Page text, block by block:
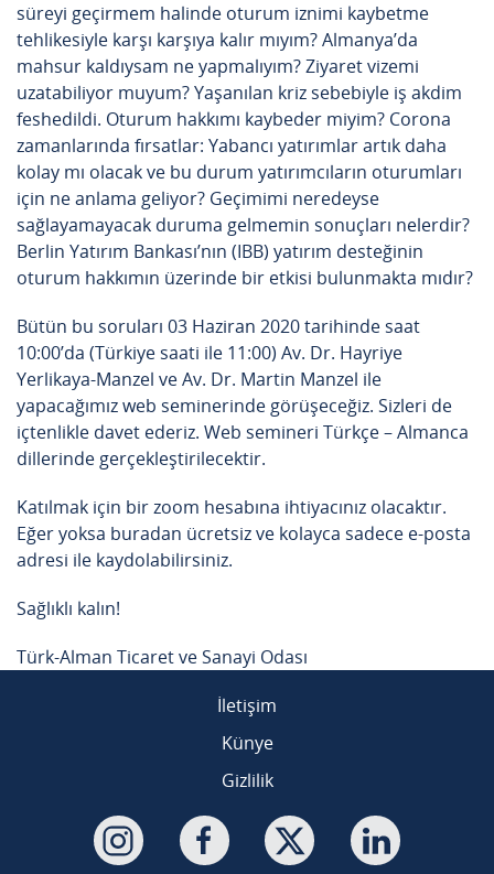
süreyi geçirmem halinde oturum iznimi kaybetme
tehlikesiyle karşı karşıya kalır mıyım? Almanya’da
mahsur kaldıysam ne yapmalıyım? Ziyaret vizemi
uzatabiliyor muyum? Yaşanılan kriz sebebiyle iş akdim
feshedildi. Oturum hakkımı kaybeder miyim? Corona
zamanlarında fırsatlar: Yabancı yatırımlar artık daha
kolay mı olacak ve bu durum yatırımcıların oturumları
için ne anlama geliyor? Geçimimi neredeyse
sağlayamayacak duruma gelmemin sonuçları nelerdir?
Berlin Yatırım Bankası’nın (IBB) yatırım desteğinin
oturum hakkımın üzerinde bir etkisi bulunmakta mıdır?
Bütün bu soruları 03 Haziran 2020 tarihinde saat
10:00’da (Türkiye saati ile 11:00) Av. Dr. Hayriye
Yerlikaya-Manzel ve Av. Dr. Martin Manzel ile
yapacağımız web seminerinde görüşeceğiz. Sizleri de
içtenlikle davet ederiz. Web semineri Türkçe – Almanca
dillerinde gerçekleştirilecektir.
Katılmak için bir zoom hesabına ihtiyacınız olacaktır.
Eğer yoksa buradan ücretsiz ve kolayca sadece e-posta
adresi ile kaydolabilirsiniz.
Sağlıklı kalın!
Türk-Alman Ticaret ve Sanayi Odası
İletişim
Künye
Gizlilik